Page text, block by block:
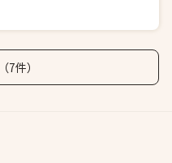
7件）